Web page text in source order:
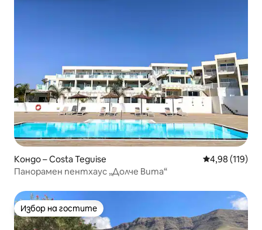
Кондо – Costa Teguise Средна
4,98 (119)
Панорамен пентхаус „Долче Вита“
Избор на гостите
Избор на гостите